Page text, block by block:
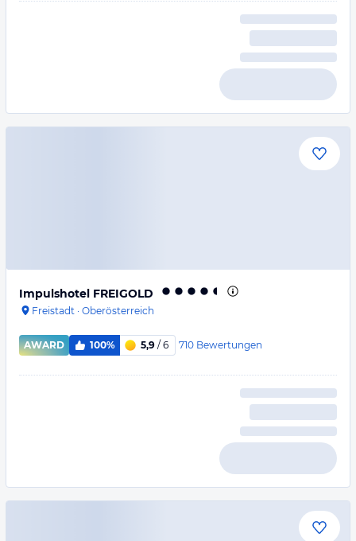
Impulshotel FREIGOLD
Freistadt · Oberösterreich
AWARD 100% 5,9 / 6 710 Bewertungen